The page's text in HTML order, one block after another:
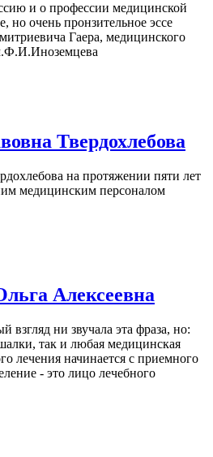
и о профессии медицинской
но очень пронзительное эссе
Гаера, медицинского
Твердохлебова
на протяжении пяти лет
медицинским персоналом
Алексеевна
взгляд ни звучала эта фраза, но:
так и любая медицинская
лечения начинается с приемного
- это лицо лечебного